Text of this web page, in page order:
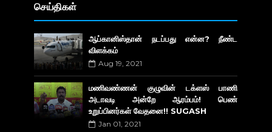
செய்திகள்
ஆப்கானிஸ்தான் நடப்பது என்ன? நீண்ட
விளக்கம்
Aug 19, 2021
மணிவண்ணன் குழுவின் டக்ளஸ் பாணி
அடாவடி அன்றே ஆரம்பம்! பெண்
உறுப்பினர்கள் வேதனை!! SUGASH
Jan 01, 2021